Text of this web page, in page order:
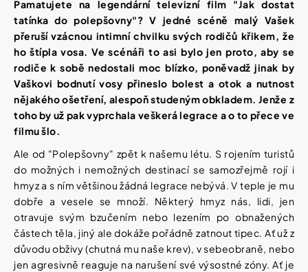
Sirupy
z
ovoce
a
bylin
Potraviny
Kosmetika
Kosmetické
pomůcky
Zdravotnické
prostředky
Pamatujete na legendární televizní film "Jak dostat
tatínka do polepšovny"? V jedné scéně malý Vašek
přeruší vzácnou intimní chvilku svých rodičů křikem, že
ho štípla vosa. Ve scénáři to asi bylo jen proto, aby se
rodiče k sobě nedostali moc blízko, poněvadž jinak by
Vaškovi bodnutí vosy přineslo bolest a otok a nutnost
nějakého ošetření, alespoň studeným obkladem. Jenže z
toho by už pak vyprchala veškerá legrace a o to přece ve
filmu šlo.
Ale od "Polepšovny" zpět k našemu létu. S rojením turistů
do možných i nemožných destinací se samozřejmě rojí i
hmyz a s ním většinou žádná legrace nebývá. V teple je mu
dobře a vesele se množí. Některý hmyz nás, lidi, jen
otravuje svým bzučením nebo lezením po obnažených
částech těla, jiný ale dokáže pořádně zatnout tipec. Ať už z
důvodu obživy (chutná mu naše krev), v sebeobraně, nebo
jen agresivně reaguje na narušení své výsostné zóny. Ať je
u
j
e
t
e
n
a
j
í
t
?
HLEDAT